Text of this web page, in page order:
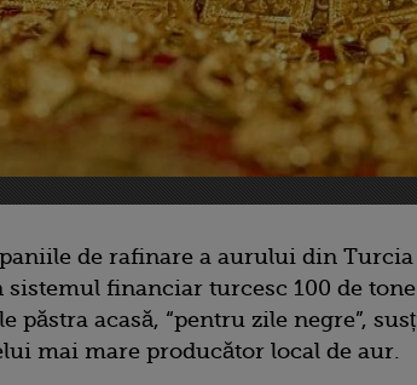
de rafinare a aurului din
financiar turcesc 100 de
păstra acasă, “pentru zile negre”,
mai mare producător local de aur.